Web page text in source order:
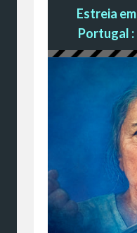
Estreia em
Portugal :